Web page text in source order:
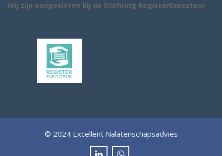
Wij zijn aangesloten bij de Stichting RegisterExecuteur
© 2024 Excellent Nalatenschapsadvies